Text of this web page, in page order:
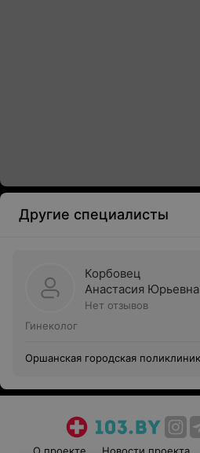
Другие специалисты
Корбовец
Анастасия Юрьевна
Нет отзывов
Гинеколог
Оршанская городская